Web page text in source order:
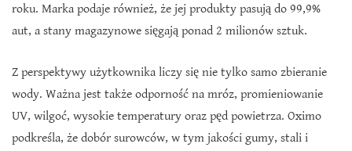
roku. Marka podaje również, że jej produkty pasują do 99,9%
aut, a stany magazynowe sięgają ponad 2 milionów sztuk.
Z perspektywy użytkownika liczy się nie tylko samo zbieranie
wody. Ważna jest także odporność na mróz, promieniowanie
UV, wilgoć, wysokie temperatury oraz pęd powietrza. Oximo
podkreśla, że dobór surowców, w tym jakości gumy, stali i